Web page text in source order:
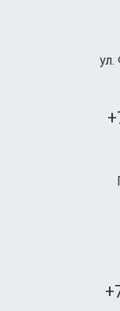
ул.